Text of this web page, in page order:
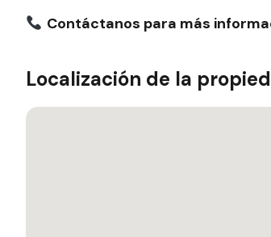
Contáctanos para más
Localización de la